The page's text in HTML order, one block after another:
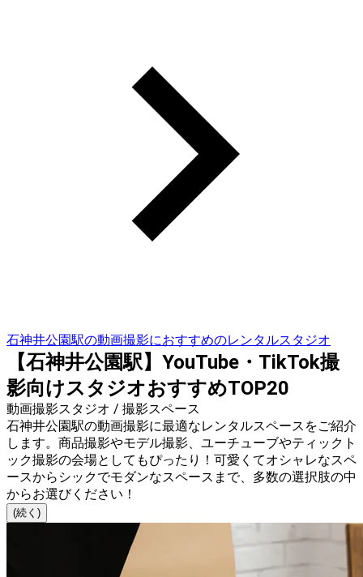
石神井公園駅の動画撮影におすすめのレンタルスタジオ
【石神井公園駅】YouTube・TikTok撮
影向けスタジオおすすめTOP20
動画撮影スタジオ / 撮影スペース
石神井公園駅の動画撮影に最適なレンタルスペースをご紹介
します。商品撮影やモデル撮影、ユーチューブやティックト
ック撮影の会場としてもぴったり！可愛くてオシャレなスペ
ースからシックでモダンなスペースまで、多数の選択肢の中
からお選びください！
(続く)